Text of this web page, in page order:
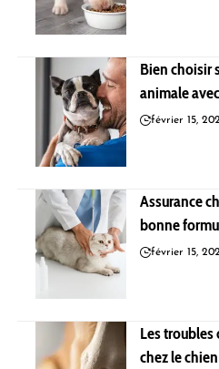
Bien choisir
animale
février 15,
Assurance
bonne
février 15,
Les
chez le chien